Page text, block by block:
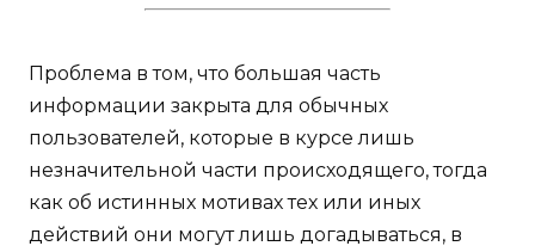
Проблема в том, что большая часть
информации закрыта для обычных
пользователей, которые в курсе лишь
незначительной части происходящего, тогда
как об истинных мотивах тех или иных
действий они могут лишь догадываться, в